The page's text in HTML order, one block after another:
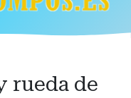
rueda de